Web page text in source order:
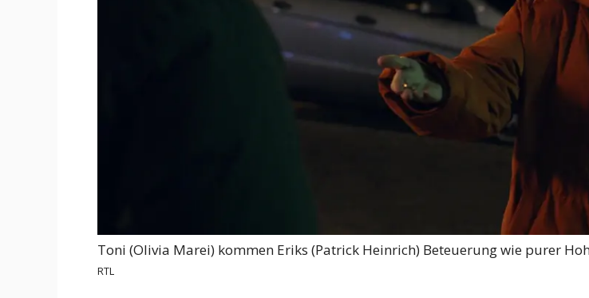
Toni (Olivia Marei) kommen Eriks (Patrick Heinrich) Beteuerung wie purer
RTL